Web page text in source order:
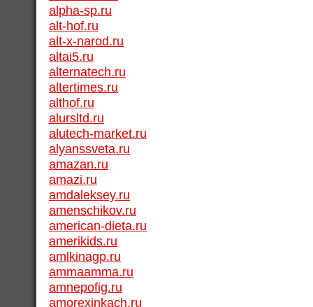
alpha-sp.ru
alt-hof.ru
alt-x-narod.ru
altai5.ru
alternatech.ru
altertimes.ru
althof.ru
alursltd.ru
alutech-market.ru
alyanssveta.ru
amazan.ru
amazi.ru
amdaleksey.ru
amenschikov.ru
american-dieta.ru
amerikids.ru
amlkinagp.ru
ammaamma.ru
amnepofig.ru
amorexinkach.ru